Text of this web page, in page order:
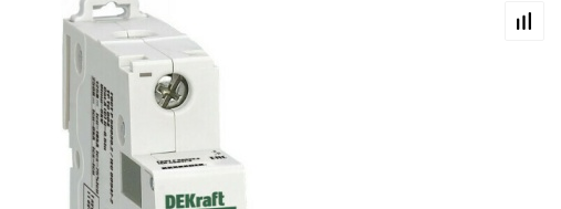
Спецодежда и СИЗ
Электромонтажные изделия